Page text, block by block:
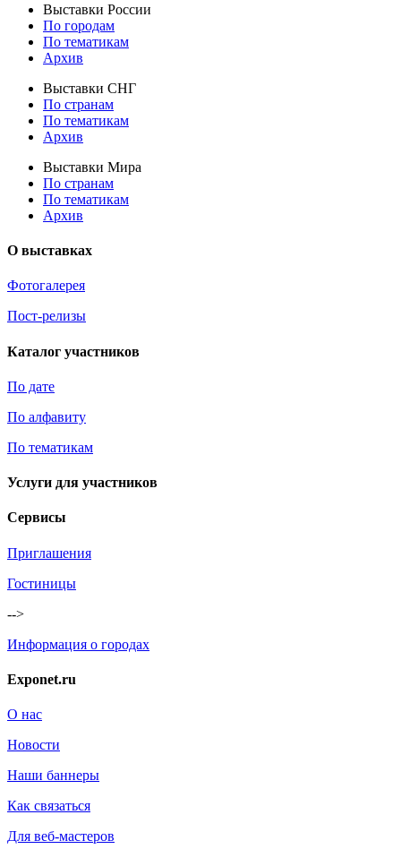
Выставки России
По городам
По тематикам
Архив
Выставки СНГ
По странам
По тематикам
Архив
Выставки Мира
По странам
По тематикам
Архив
О выставках
Фотогалерея
Пост-релизы
Каталог участников
По дате
По алфавиту
По тематикам
Услуги для участников
Сервисы
Приглашения
Гостиницы
-->
Информация о городах
Exponet.ru
О нас
Новости
Наши баннеры
Как связаться
Для веб-мастеров